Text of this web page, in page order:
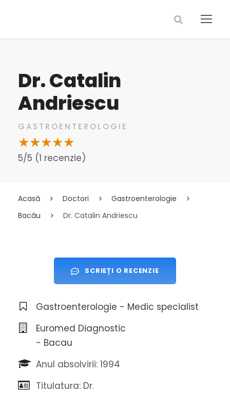
Dr. Catalin
Andriescu
GASTROENTEROLOGIE
5/5 (1 recenzie)
Acasă Doctori
Gastroenterologie
Bacău
Dr. Catalin Andriescu
SCRIEȚI O RECENZIE
Gastroenterologie - Medic specialist
Euromed Diagnostic
- Bacau
Anul absolvirii: 1994
Titulatura: Dr.